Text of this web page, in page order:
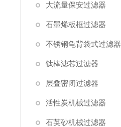
大流量保安过滤器
石墨烯板框过滤器
不锈钢龟背袋式过滤器
钛棒滤芯过滤器
层叠密闭过滤器
活性炭机械过滤器
石英砂机械过滤器